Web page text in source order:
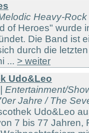
Heavy-
of Heroes" wurde
Die Band ist
durch die
... > weiter
Udo&Leo
Entertainment/
Jahre / The
Udo&Leo
7 bis 77 Jahren,